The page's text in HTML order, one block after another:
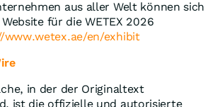
aus aller Welt können sich
für die WETEX 2026
www.wetex.ae/en/exhibit
in der der Originaltext
ist die offizielle und autorisierte